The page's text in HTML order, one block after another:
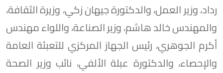
رداد، وزير العمل، والدكتورة جيهان زكي، وزيرة الثقافة،
والمهندس خالد هاشم، وزير الصناعة، واللواء مهندس
أكرم الجوهري، رئيس الجهاز المركزي للتعبئة العامة
والإحصاء، والدكتورة عبلة الألفي، نائب وزير الصحة